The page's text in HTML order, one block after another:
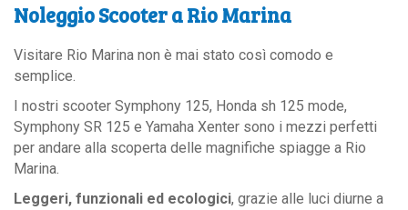
Noleggio Scooter a Rio Marina
Visitare Rio Marina non è mai stato così comodo e
semplice.
I nostri scooter Symphony 125, Honda sh 125 mode,
Symphony SR 125 e Yamaha Xenter sono i mezzi perfetti
per andare alla scoperta delle magnifiche spiagge a Rio
Marina.
Leggeri, funzionali ed ecologici, grazie alle luci diurne a